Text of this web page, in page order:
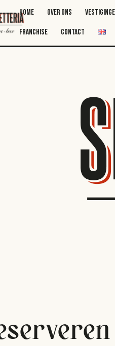
HOME OVER ONS
FRANCHISE CONTACT